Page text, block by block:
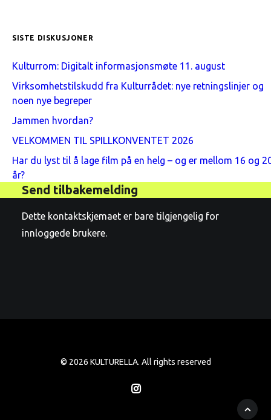
SISTE DISKUSJONER
Kulturrom: Digitalt informasjonsmøte 11. august
Virksomhetstilskudd fra Kulturrådet: nye retningslinjer og
noen nye begreper
Jammen hvordan?
VELKOMMEN TIL SPILLKONVENTET 2026
Har du lyst til å lage film på en helg – og er mellom 16 og
år?
Send tilbakemelding
Dette kontaktskjemaet er bare tilgjengelig for
innloggede brukere.
© 2026 KULTURELLA. All rights reserved